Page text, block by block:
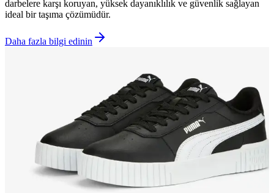
darbelere karşı koruyan, yüksek dayanıklılık ve güvenlik sağlayan
ideal bir taşıma çözümüdür.
Daha fazla bilgi edinin